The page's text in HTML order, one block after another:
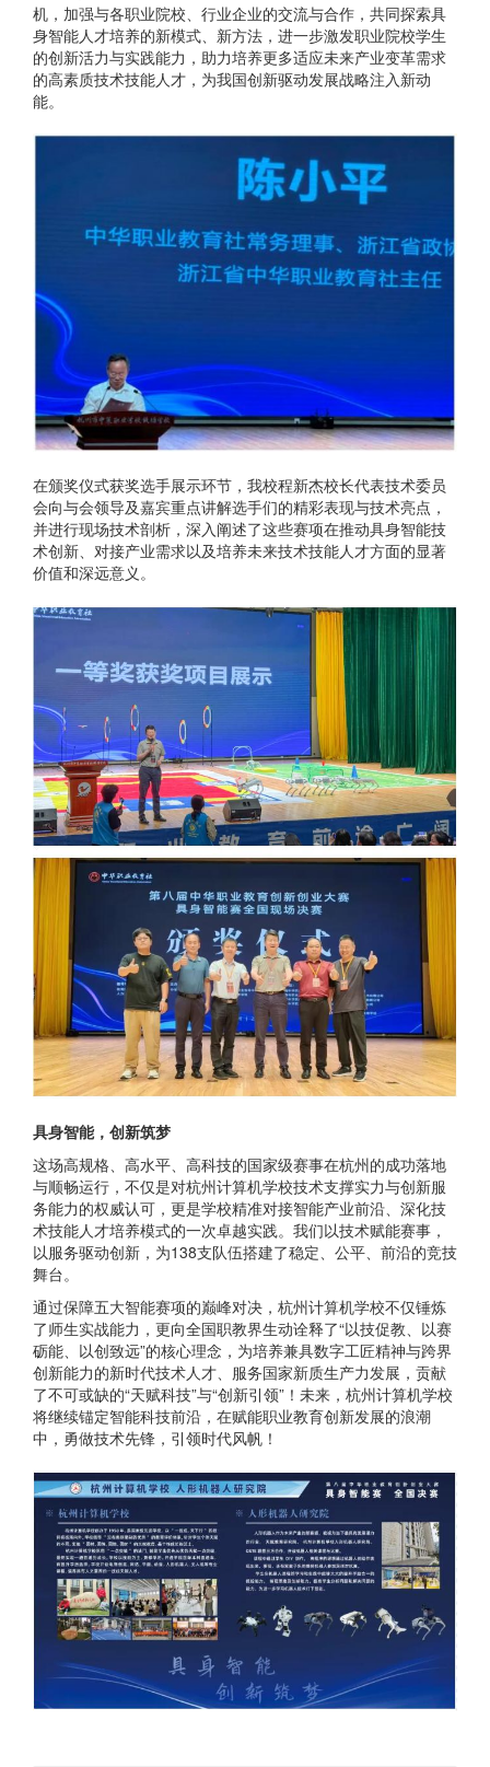
机，加强与各职业院校、行业企业的交流与合作，共同探索具
身智能人才培养的新模式、新方法，进一步激发职业院校学生
的创新活力与实践能力，助力培养更多适应未来产业变革需求
的高素质技术技能人才，为我国创新驱动发展战略注入新动
能。
在颁奖仪式获奖选手展示环节，我校程新杰校长代表技术委员
会向与会领导及嘉宾重点讲解选手们的精彩表现与技术亮点，
并进行现场技术剖析，深入阐述了这些赛项在推动具身智能技
术创新、对接产业需求以及培养未来技术技能人才方面的显著
价值和深远意义。
具身智能，创新筑梦
这场高规格、高水平、高科技的国家级赛事在杭州的成功落地
与顺畅运行，不仅是对杭州计算机学校技术支撑实力与创新服
务能力的权威认可，更是学校精准对接智能产业前沿、深化技
术技能人才培养模式的一次卓越实践。我们以技术赋能赛事，
以服务驱动创新，为138支队伍搭建了稳定、公平、前沿的竞技
舞台。
通过保障五大智能赛项的巅峰对决，杭州计算机学校不仅锤炼
了师生实战能力，更向全国职教界生动诠释了“以技促教、以赛
砺能、以创致远”的核心理念，为培养兼具数字工匠精神与跨界
创新能力的新时代技术人才、服务国家新质生产力发展，贡献
了不可或缺的“天赋科技”与“创新引领”！未来，杭州计算机学校
将继续锚定智能科技前沿，在赋能职业教育创新发展的浪潮
中，勇做技术先锋，引领时代风帆！